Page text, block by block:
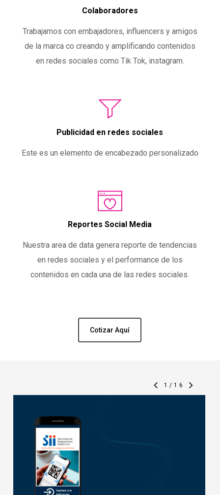
Colaboradores
Trabajamos con embajadores, influencers y amigos
de la marca co creando y amplificando contenidos
en redes sociales como Tik Tok, instagram.
Publicidad en redes sociales
Este es un elemento de encabezado personalizado
Reportes Social Media
Nuestra area de data genera reporte de tendencias
en redes sociales y el performance de los
contenidos en cada una de las redes sociales.
Cotizar Aquí
1/16